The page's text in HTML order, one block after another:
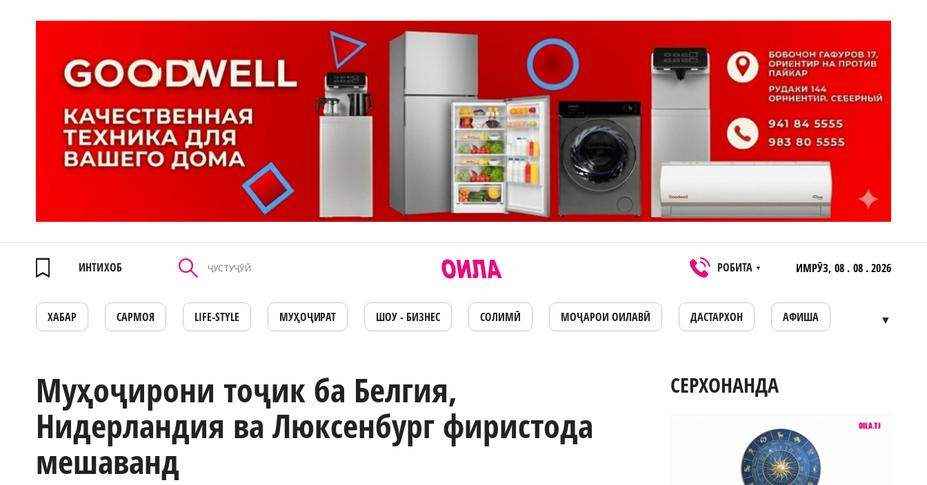
ИНТИХОБ РОБИТА ▼ ИМРӮЗ, 08 . 08 . 2026
ХАБАР САРМОЯ LIFE-STYLE МУҲОҶИРАТ ШОУ - БИЗНЕС СОЛИМӢ МОҶАРОИ ОИЛАВӢ ДАСТАРХОН АФИША ▼
Муҳоҷирони тоҷик ба Белгия,
Нидерландия ва Люксенбург фиристода
мешаванд
СЕРХОНАНДА